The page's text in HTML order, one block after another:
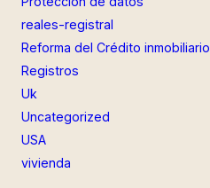
reales-registral
Reforma del Crédito inmobiliario
Registros
Uk
Uncategorized
USA
vivienda